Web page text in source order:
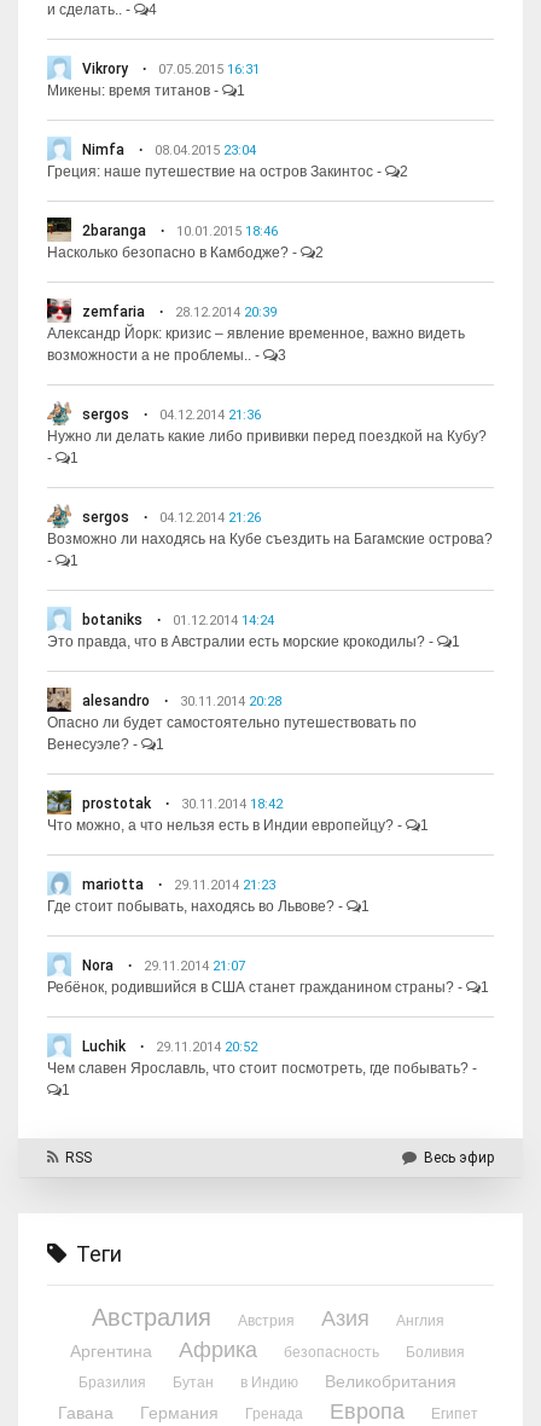
и сделать.. - 4
Vikrory 07.05.2015 16:31
Микены: время титанов - 1
Nimfa 08.04.2015 23:04
Греция: наше путешествие на остров Закинтос - 2
2baranga 10.01.2015 18:46
Насколько безопасно в Камбодже? - 2
zemfaria 28.12.2014 20:39
Александр Йорк: кризис – явление временное, важно видеть
возможности а не проблемы.. - 3
sergos 04.12.2014 21:36
Нужно ли делать какие либо прививки перед поездкой на Кубу?
-
1
sergos 04.12.2014 21:26
Возможно ли находясь на Кубе съездить на Багамские острова?
-
1
botaniks 01.12.2014 14:24
Это правда, что в Австралии есть морские крокодилы? - 1
alesandro 30.11.2014 20:28
Опасно ли будет самостоятельно путешествовать по
Венесуэле? - 1
prostotak 30.11.2014 18:42
Что можно, а что нельзя есть в Индии европейцу? - 1
mariotta 29.11.2014 21:23
Где стоит побывать, находясь во Львове? - 1
Nora 29.11.2014 21:07
Ребёнок, родившийся в США станет гражданином страны? - 1
Luchik 29.11.2014 20:52
Чем славен Ярославль, что стоит посмотреть, где побывать? -
1
RSS Весь эфир
Теги
Австралия Австрия Азия Англия
Аргентина Африка безопасность
Боливия
Бразилия
Бутан в Индию
Великобритания
Гавана
Германия Гренада Европа Египет